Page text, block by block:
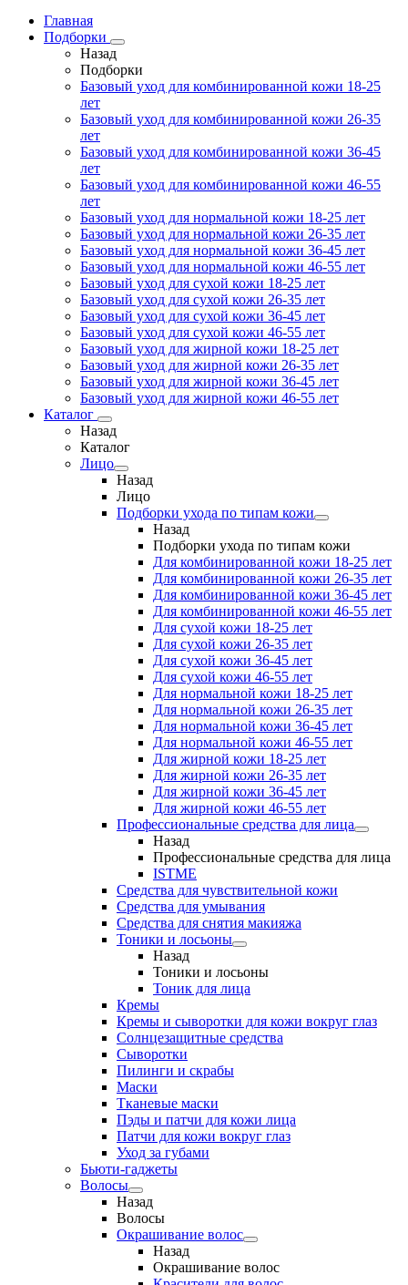
Главная
Подборки
Назад
Подборки
Базовый уход для комбинированной кожи 18-25
лет
Базовый уход для комбинированной кожи 26-35
лет
Базовый уход для комбинированной кожи 36-45
лет
Базовый уход для комбинированной кожи 46-55
лет
Базовый уход для нормальной кожи 18-25 лет
Базовый уход для нормальной кожи 26-35 лет
Базовый уход для нормальной кожи 36-45 лет
Базовый уход для нормальной кожи 46-55 лет
Базовый уход для сухой кожи 18-25 лет
Базовый уход для сухой кожи 26-35 лет
Базовый уход для сухой кожи 36-45 лет
Базовый уход для сухой кожи 46-55 лет
Базовый уход для жирной кожи 18-25 лет
Базовый уход для жирной кожи 26-35 лет
Базовый уход для жирной кожи 36-45 лет
Базовый уход для жирной кожи 46-55 лет
Каталог
Назад
Каталог
Лицо
Назад
Лицо
Подборки ухода по типам кожи
Назад
Подборки ухода по типам кожи
Для комбинированной кожи 18-25 лет
Для комбинированной кожи 26-35 лет
Для комбинированной кожи 36-45 лет
Для комбинированной кожи 46-55 лет
Для сухой кожи 18-25 лет
Для сухой кожи 26-35 лет
Для сухой кожи 36-45 лет
Для сухой кожи 46-55 лет
Для нормальной кожи 18-25 лет
Для нормальной кожи 26-35 лет
Для нормальной кожи 36-45 лет
Для нормальной кожи 46-55 лет
Для жирной кожи 18-25 лет
Для жирной кожи 26-35 лет
Для жирной кожи 36-45 лет
Для жирной кожи 46-55 лет
Профессиональные средства для лица
Назад
Профессиональные средства для лица
ISTME
Средства для чувствительной кожи
Средства для умывания
Средства для снятия макияжа
Тоники и лосьоны
Назад
Тоники и лосьоны
Тоник для лица
Кремы
Кремы и сыворотки для кожи вокруг глаз
Солнцезащитные средства
Сыворотки
Пилинги и скрабы
Маски
Тканевые маски
Пэды и патчи для кожи лица
Патчи для кожи вокруг глаз
Уход за губами
Бьюти-гаджеты
Волосы
Назад
Волосы
Окрашивание волос
Назад
Окрашивание волос